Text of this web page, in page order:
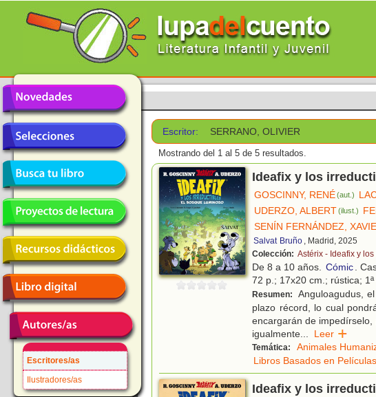
Escritores/as
Ilustradores/as
Escritor: SERRANO, OLIVIER
Mostrando del 1 al 5 de 5 resultados.
Ideafix y los
GOSCINNY, RENÉ(aut.)
UDERZO, ALBERT(ilust.)
SENÍN FERNÁNDEZ,
Salvat Bruño , Madrid, 2025
Colección: Astérix - Ideafix y
De 8 a 10 años. Cómic.
72 p.; 17x20 cm.; rústica;
Resumen:
Anguloagudus,
plazo récord, lo cual
encargarán de impedírselo,
igualmente... Leer
Temática: Animales
Libros Basados en Películas
Ideafix y los